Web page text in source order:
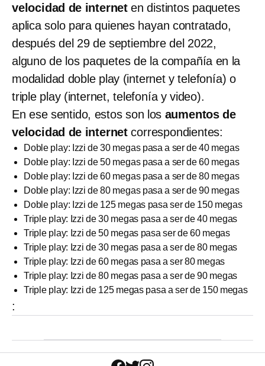
velocidad de internet en distintos paquetes
aplica solo para quienes hayan contratado,
después del 29 de septiembre del 2022,
alguno de los paquetes de la compañía en la
modalidad doble play (internet y telefonía) o
triple play (internet, telefonía y video).
En ese sentido, estos son los aumentos de
velocidad de internetcorrespondientes:
Doble play: Izzi de 30 megas pasa a ser de 40 megas
Doble play: Izzi de 50 megas pasa a ser de 60 megas
Doble play: Izzi de 60 megas pasa a ser de 80 megas
Doble play: Izzi de 80 megas pasa a ser de 90 megas
Doble play: Izzi de 125 megas pasa ser de 150 megas
Triple play: Izzi de 30 megas pasa a ser de 40 megas
Triple play: Izzi de 50 megas pasa ser de 60 megas
Triple play: Izzi de 30 megas pasa a ser de 80 megas
Triple play: Izzi de 60 megas pasa a ser 80 megas
Triple play: Izzi de 80 megas pasa a ser de 90 megas
Triple play: Izzi de 125 megas pasa a ser de 150 megas
: